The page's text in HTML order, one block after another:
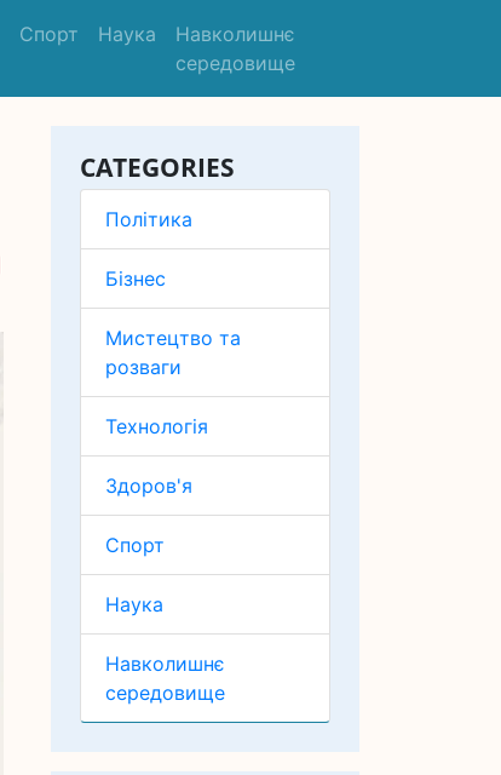
Спорт Наука
Навколишнє
середовище
CATEGORIES
Політика
Бізнес
Мистецтво та
розваги
Технологія
Здоров'я
Спорт
Наука
Навколишнє
середовище